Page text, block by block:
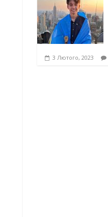
3 Лютого, 2023